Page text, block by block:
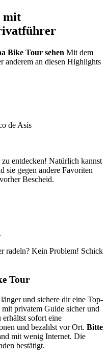
mit
Bike Tour sehen Mit dem
anderem an diesen Highlights
de Asís
entdecken! Natürlich kannst
sie gegen andere Favoriten
Bescheid.
radeln? Kein Problem! Schick
Tour
und sichere dir eine Top-
privatem Guide sicher und
sofort eine
und bezahlst vor Ort. Bitte
mit wenig Internet. Die
bestätigt.